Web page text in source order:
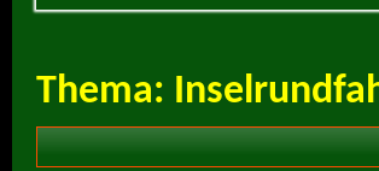
Thema: